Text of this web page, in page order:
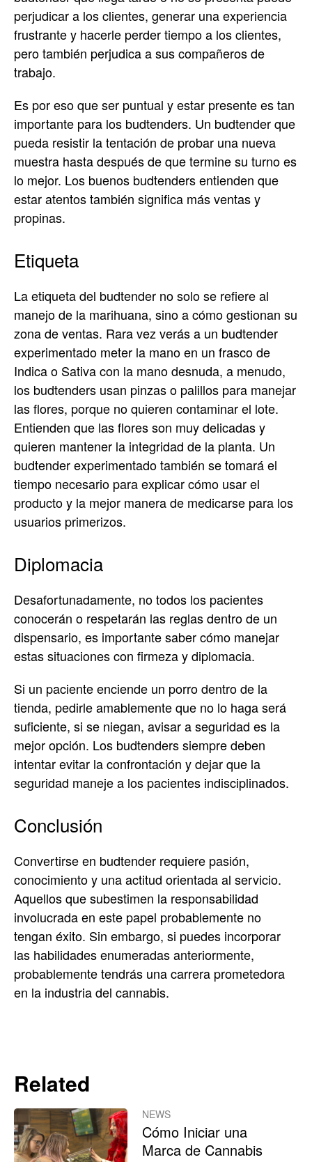
perjudicar a los clientes, generar una experiencia
frustrante y hacerle perder tiempo a los clientes,
pero también perjudica a sus compañeros de
trabajo.
Es por eso que ser puntual y estar presente es tan
importante para los budtenders. Un budtender que
pueda resistir la tentación de probar una nueva
muestra hasta después de que termine su turno es
lo mejor. Los buenos budtenders entienden que
estar atentos también significa más ventas y
propinas.
Etiqueta
La etiqueta del budtender no solo se refiere al
manejo de la marihuana, sino a cómo gestionan su
zona de ventas. Rara vez verás a un budtender
experimentado meter la mano en un frasco de
Indica o Sativa con la mano desnuda, a menudo,
los budtenders usan pinzas o palillos para manejar
las flores, porque no quieren contaminar el lote.
Entienden que las flores son muy delicadas y
quieren mantener la integridad de la planta. Un
budtender experimentado también se tomará el
tiempo necesario para explicar cómo usar el
producto y la mejor manera de medicarse para los
usuarios primerizos.
Diplomacia
Desafortunadamente, no todos los pacientes
conocerán o respetarán las reglas dentro de un
dispensario, es importante saber cómo manejar
estas situaciones con firmeza y diplomacia.
Si un paciente enciende un porro dentro de la
tienda, pedirle amablemente que no lo haga será
suficiente, si se niegan, avisar a seguridad es la
mejor opción. Los budtenders siempre deben
intentar evitar la confrontación y dejar que la
seguridad maneje a los pacientes indisciplinados.
Conclusión
Convertirse en budtender requiere pasión,
conocimiento y una actitud orientada al servicio.
Aquellos que subestimen la responsabilidad
involucrada en este papel probablemente no
tengan éxito. Sin embargo, si puedes incorporar
las habilidades enumeradas anteriormente,
probablemente tendrás una carrera prometedora
en la industria del cannabis.
Related
NEWS
Cómo Iniciar una
Marca de Cannabis